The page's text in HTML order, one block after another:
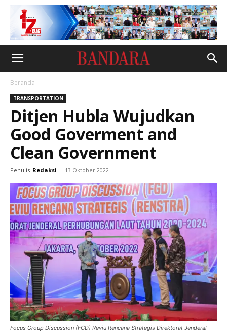
Beranda
TRANSPORTATION
Ditjen Hubla Wujudkan
Good Goverment and
Clean Government
Penulis Redaksi - 13 Oktober 2022
Focus Group Discussion (FGD) Reviu Rencana Strategis Direktorat Jenderal